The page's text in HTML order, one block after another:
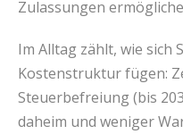
Zulassungen
Im Alltag zählt, wie sich
Kostenstruktur fügen:
Steuerbefreiung (bis
daheim und weniger